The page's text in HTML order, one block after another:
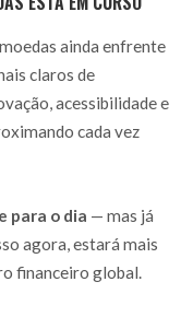
ainda enfrente
claros de
acessibilidade e
cada vez
para o dia — mas já
agora, estará mais
financeiro global.